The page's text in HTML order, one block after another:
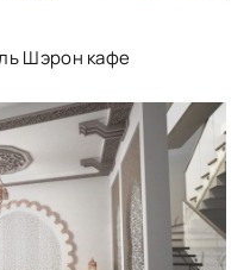
Шэрон кафе